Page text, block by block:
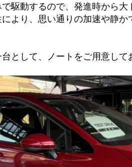
駆動するので、発進時から
より、思い通りの加速や静
として、ノートをご用意して